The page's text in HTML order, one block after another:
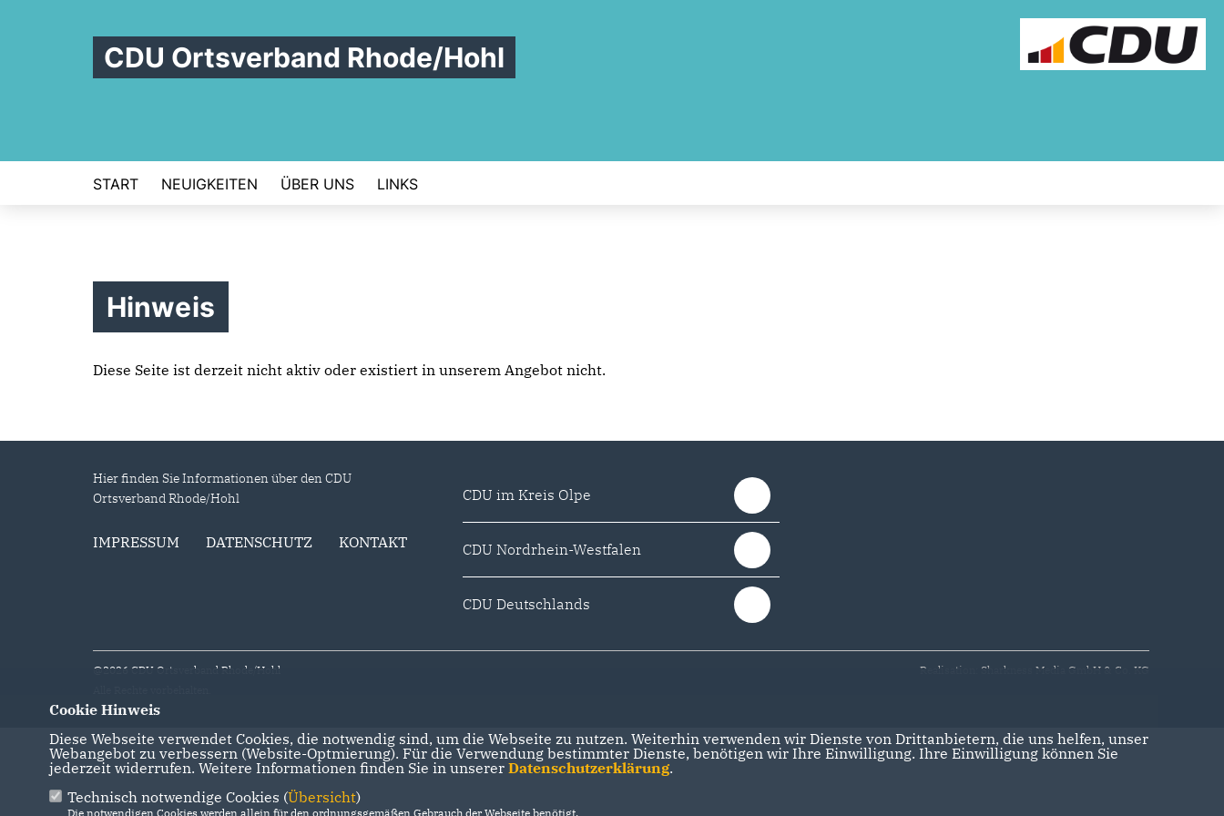
CDU Ortsverband Rhode/Hohl
START NEUIGKEITEN ÜBER UNS LINKS
Hinweis
Diese Seite ist derzeit nicht aktiv oder existiert in unserem Angebot nicht.
Hier finden Sie Informationen über den CDU
Ortsverband Rhode/Hohl
IMPRESSUM DATENSCHUTZ KONTAKT
CDU im Kreis Olpe
CDU Nordrhein-Westfalen
CDU Deutschlands
@2026 CDU Ortsverband Rhode/Hohl
Realisation: Sharkness Media GmbH & Co. KG
Cookie Hinweis
Diese Webseite verwendet Cookies, die notwendig sind, um die Webseite zu nutzen. Weiterhin verwenden wir Dienste von Drittanbietern, die uns helfen, unser
Webangebot zu verbessern (Website-Optmierung). Für die Verwendung bestimmter Dienste, benötigen wir Ihre Einwilligung. Ihre Einwilligung können Sie
jederzeit widerrufen. Weitere Informationen finden Sie in unserer Datenschutzerklärung.
Technisch notwendige Cookies (Übersicht)
Die notwendigen Cookies werden allein für den ordnungsgemäßen Gebrauch der Webseite benötigt.